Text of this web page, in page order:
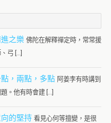
之樂 佛陀在解釋禪定時，常常援
弓 […]
，兩點，多點 阿姜李有時講到
。他有時會建 […]
的堅持 看見心何等擅變，是很